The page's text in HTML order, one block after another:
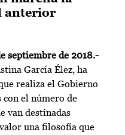
anterior
septiembre de 2018.-
García Élez, ha
realiza el Gobierno
con el número de
van destinadas
una filosofía que